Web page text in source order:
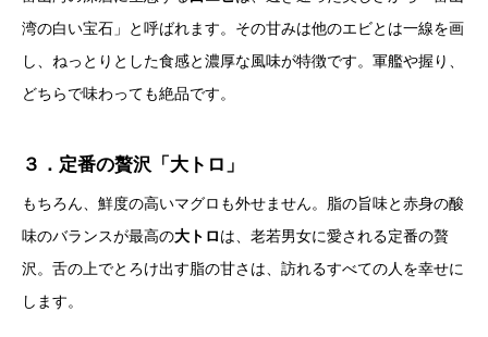
湾の白い宝石」と呼ばれます。その甘みは他のエビとは一線を画
し、ねっとりとした食感と濃厚な風味が特徴です。軍艦や握り、
どちらで味わっても絶品です。
３．定番の贅沢「大トロ」
もちろん、鮮度の高いマグロも外せません。脂の旨味と赤身の酸
味のバランスが最高の大トロは、老若男女に愛される定番の贅
沢。舌の上でとろけ出す脂の甘さは、訪れるすべての人を幸せに
します。